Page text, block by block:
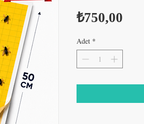
₺750,00
Adet *